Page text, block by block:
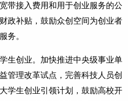
带接入费用和用于创业服务的公
政补贴，鼓励众创空间为创业者
务。
生创业。加快推进中央级事业单
管理改革试点，完善科技人员创
学生创业引领计划，鼓励高校开